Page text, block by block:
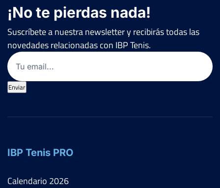
¡No te pierdas nada!
Suscríbete a nuestra newsletter y recibirás todas las
novedades relacionadas con IBP Tenis.
Email
Enviar
IBP Tenis PRO
Calendario 2026